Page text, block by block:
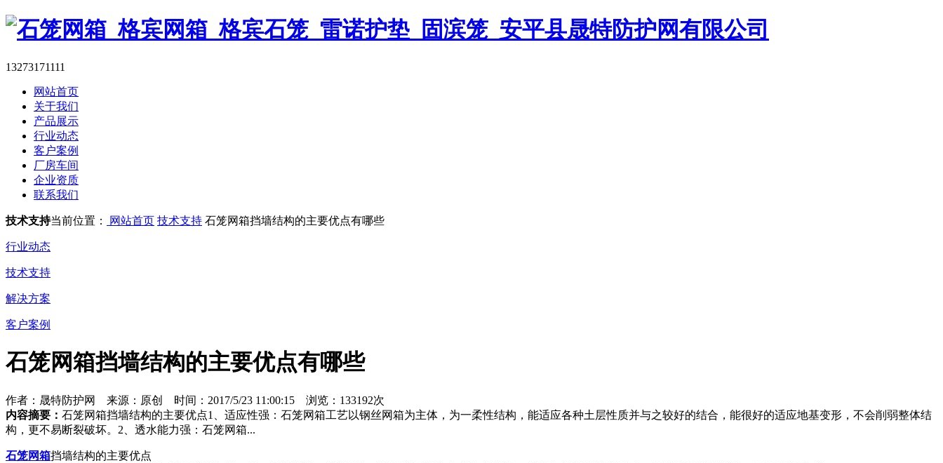
13273171111
网站首页
关于我们
产品展示
行业动态
客户案例
厂房车间
企业资质
联系我们
技术支持当前位置： 网站首页 技术支持 石笼网箱挡墙结构的主要优点有哪些
行业动态
技术支持
解决方案
客户案例
石笼网箱挡墙结构的主要优点有哪些
作者：晟特防护网 来源：原创 时间：2017/5/23 11:00:15 浏览：133192次
内容摘要： 石笼网箱挡墙结构的主要优点1、适应性强：石笼网箱工艺以钢丝网箱为主体，为一柔性结构，能适应各种土层性质并与之较好的结合，能很好的适应地基变形，不会削弱整体结
构，更不易断裂破坏。2、透水能力强：石笼网箱...
石笼网箱挡墙结构的主要优点